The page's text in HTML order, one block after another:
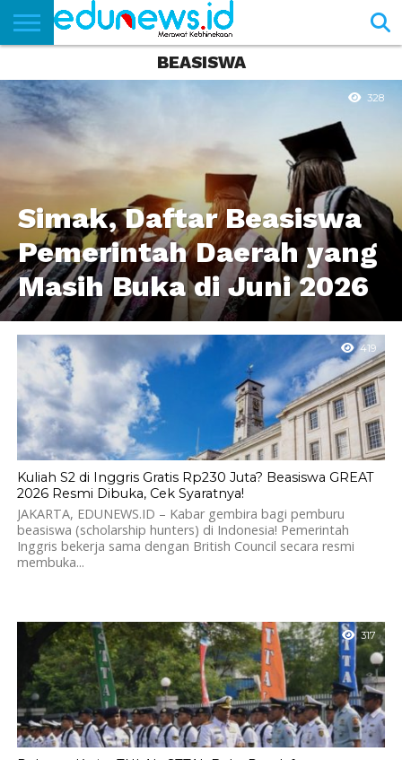
NEWS
EDUNEWS
LITERASI
PUSTAKA
SOSOK
TEKNO
KHASANAH
SASTRA
BEASISWA
Simak, Daftar Beasiswa
Pemerintah Daerah yang
Masih Buka di Juni 2026
328
419
Kuliah S2 di Inggris Gratis Rp230 Juta? Beasiswa GREAT
2026 Resmi Dibuka, Cek Syaratnya!
JAKARTA, EDUNEWS.ID – Kabar gembira bagi pemburu
beasiswa (scholarship hunters) di Indonesia! Pemerintah
Inggris bekerja sama dengan British Council secara resmi
membuka...
317